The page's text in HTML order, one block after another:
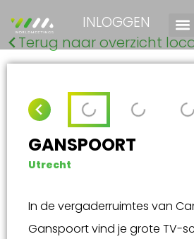
INLOGGEN
Terug naar overzicht
GANSPOORT
Utrecht
In de vergaderruimtes van
Ganspoort vind je grote TV-